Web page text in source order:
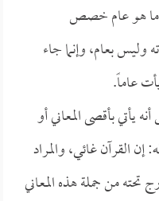
ما هو عام خصص
بعام، وإنما جاء
عاماً.
يأتي بأقصى المعاني أو
إن القرآن غائي، والمراد
تحته من جملة هذه المعاني